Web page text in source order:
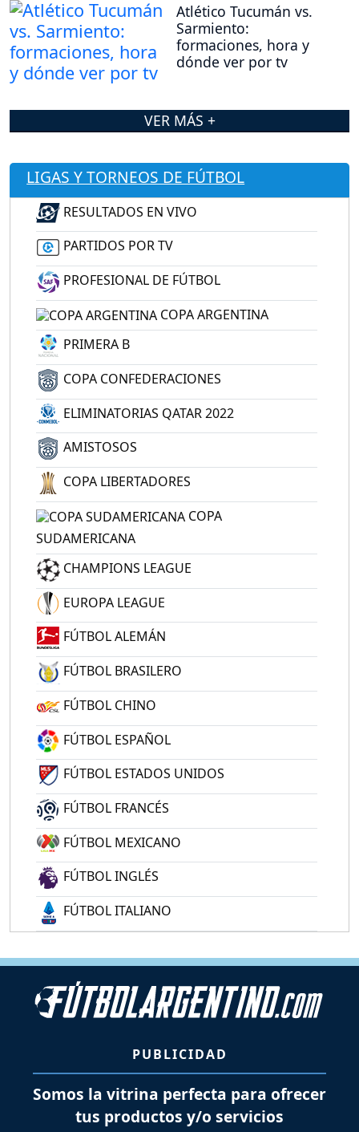
Atlético Tucumán vs.
Sarmiento:
formaciones, hora y
dónde ver por tv
VER MÁS +
LIGAS Y TORNEOS DE FÚTBOL
RESULTADOS EN VIVO
PARTIDOS POR TV
PROFESIONAL DE FÚTBOL
COPA ARGENTINA
PRIMERA B
COPA CONFEDERACIONES
ELIMINATORIAS QATAR 2022
AMISTOSOS
COPA LIBERTADORES
COPA
SUDAMERICANA
CHAMPIONS LEAGUE
EUROPA LEAGUE
FÚTBOL ALEMÁN
FÚTBOL BRASILERO
FÚTBOL CHINO
FÚTBOL ESPAÑOL
FÚTBOL ESTADOS UNIDOS
FÚTBOL FRANCÉS
FÚTBOL MEXICANO
FÚTBOL INGLÉS
FÚTBOL ITALIANO
PUBLICIDAD
Somos la vitrina perfecta para ofrecer
tus productos y/o servicios